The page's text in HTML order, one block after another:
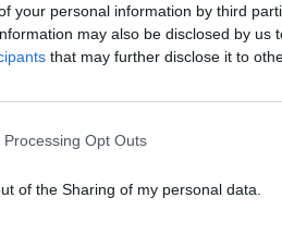
your personal information by third
may also be disclosed by us
that may further disclose it to
Opt Outs
of the Sharing of my personal data.